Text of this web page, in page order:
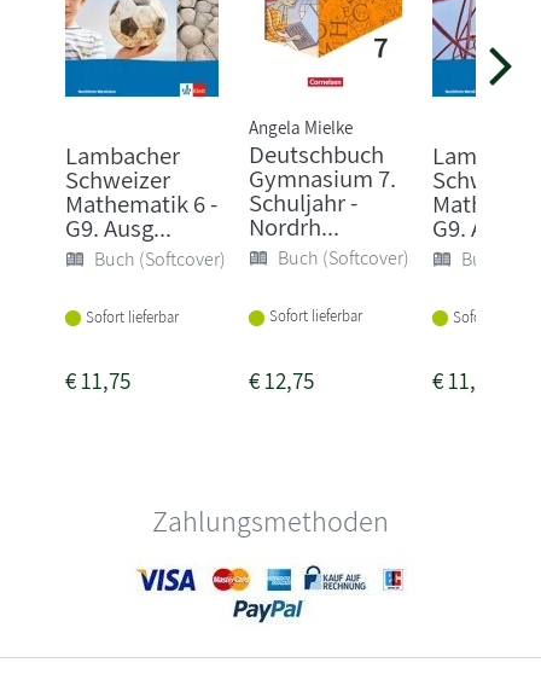
Lambacher
Schweizer
Mathematik 6 -
G9. Ausg...
Buch (Softcover)
Sofort lieferbar
€11,75
Angela Mielke
Deutschbuch
Gymnasium 7.
Schuljahr -
Nordrh...
Buch (Softcover)
Sofort lieferbar
€12,75
Schweizer
G9. Arbe...
Buch
Sofort
€11,75
Zahlungsmethoden